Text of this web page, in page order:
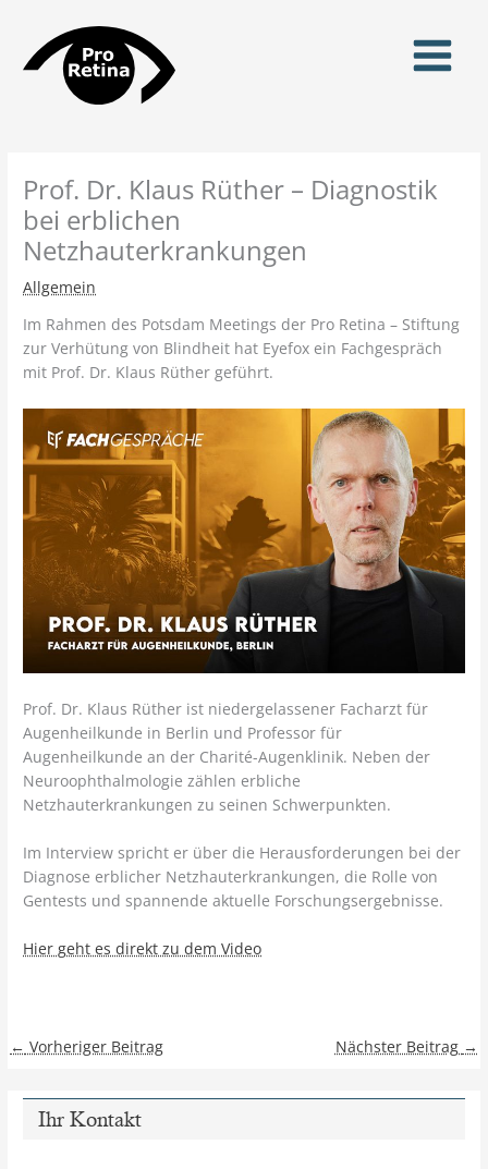
springen
Prof. Dr. Klaus Rüther – Diagnostik
bei erblichen
Netzhauterkrankungen
Allgemein
Im Rahmen des Potsdam Meetings der Pro Retina – Stiftung
zur Verhütung von Blindheit hat Eyefox ein Fachgespräch
mit Prof. Dr. Klaus Rüther geführt.
Prof. Dr. Klaus Rüther ist niedergelassener Facharzt für
Augenheilkunde in Berlin und Professor für
Augenheilkunde an der Charité-Augenklinik. Neben der
Neuroophthalmologie zählen erbliche
Netzhauterkrankungen zu seinen Schwerpunkten.
Im Interview spricht er über die Herausforderungen bei der
Diagnose erblicher Netzhauterkrankungen, die Rolle von
Gentests und spannende aktuelle Forschungsergebnisse.
Hier geht es direkt zu dem Video
← Vorheriger Beitrag Nächster Beitrag →
Ihr Kontakt